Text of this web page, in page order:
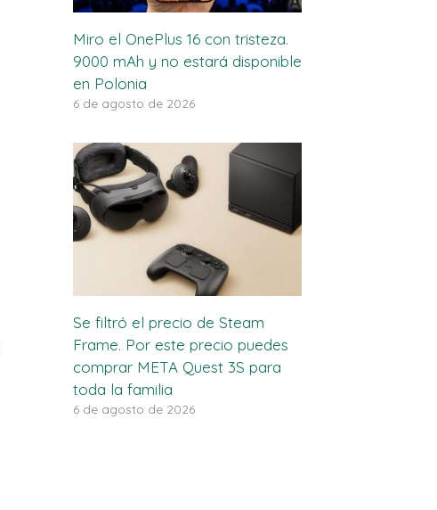
Miro el OnePlus 16 con tristeza.
9000 mAh y no estará disponible
en Polonia
6 de agosto de 2026
Se filtró el precio de Steam
Frame. Por este precio puedes
comprar META Quest 3S para
toda la familia
6 de agosto de 2026